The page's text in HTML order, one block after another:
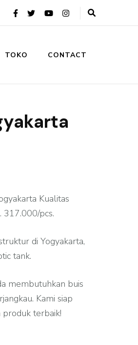
TOKO CONTACT
Kualitas
317.000/pcs.
di Yogyakarta,
tank.
membutuhkan buis
Kami siap
terbaik!